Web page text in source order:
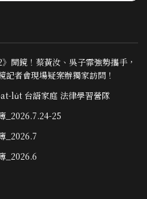
開鏡！蔡黃汝、吳子霏強勢攜手，
者會現場疑案辦獨家訪問！
lu̍t 台語家庭 法律學習營隊
_2026.7.24-25
_2026.7
_2026.6